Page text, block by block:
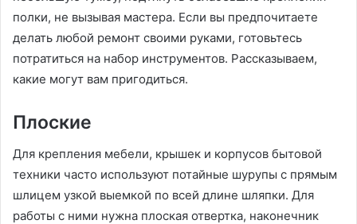
полки, не вызывая мастера. Если вы предпочитаете
делать любой ремонт своими руками, готовьтесь
потратиться на набор инструментов. Рассказываем,
какие могут вам пригодиться.
Плоские
Для крепления мебели, крышек и корпусов бытовой
техники часто используют потайные шурупы с прямым
шлицем узкой выемкой по всей длине шляпки. Для
работы с ними нужна плоская отвертка, наконечник